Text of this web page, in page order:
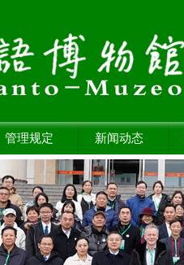
管理规定 新闻动态